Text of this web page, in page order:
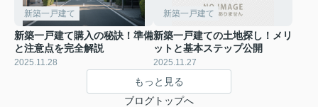
新築一戸建て
新築一戸建て購入の秘訣！準備
と注意点を完全解説
2025.11.28
新築一戸建て
新築一戸建ての土地探し！メリ
ットと基本ステップ公開
2025.11.27
もっと見る
ブログトップへ